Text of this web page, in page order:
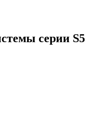
серии S5